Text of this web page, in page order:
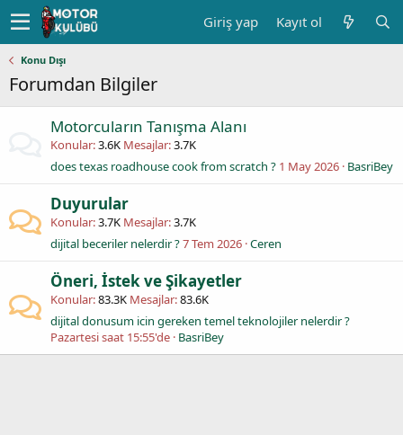
Giriş yap Kayıt ol
Konu Dışı
Forumdan Bilgiler
Motorcuların Tanışma Alanı
Konular 3.6K Mesajlar 3.7K
does texas roadhouse cook from scratch ? 1 May 2026 BasriBey
Duyurular
Konular 3.7K Mesajlar 3.7K
dijital beceriler nelerdir ?7 Tem 2026 Ceren
Öneri, İstek ve Şikayetler
Konular 83.3K Mesajlar 83.6K
dijital donusum icin gereken temel teknolojiler nelerdir ?
Pazartesi saat 15:55'de BasriBey